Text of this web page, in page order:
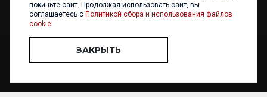
ООО «ФИЛИПП» © 2013 - 2026. Все права защищены
Разработка и
покиньте сайт. Продолжая использовать сайт, вы
соглашаетесь с Политикой сбора и использования файлов
cookie
ЗАКРЫТЬ